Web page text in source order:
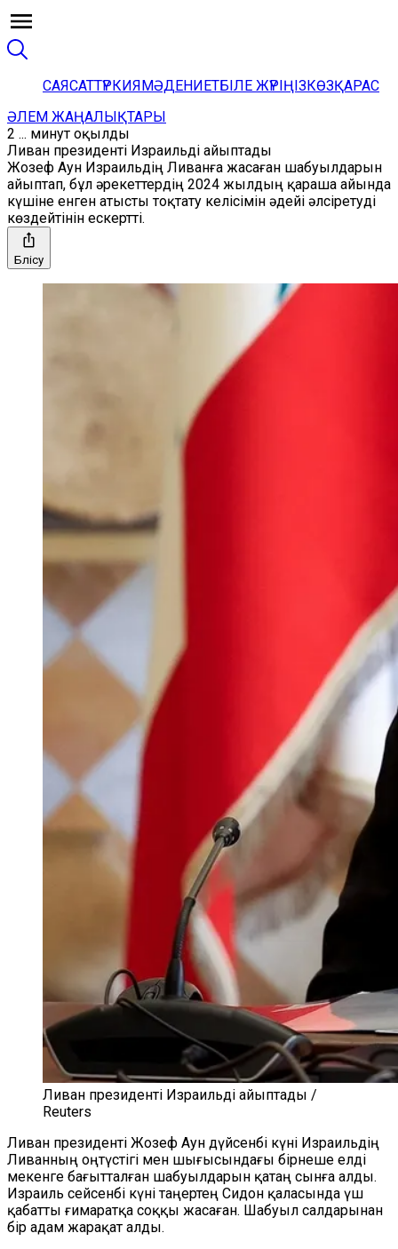
САЯСАТТҮРКИЯМӘДЕНИЕТБІЛЕ ЖҮРІҢІЗКӨЗҚАРАС
ӘЛЕМ ЖАҢАЛЫҚТАРЫ
2 ... минут оқылды
Ливан президенті Израильді айыптады
Жозеф Аун Израильдің Ливанға жасаған шабуылдарын
айыптап, бұл әрекеттердің 2024 жылдың қараша айында
күшіне енген атысты тоқтату келісімін әдейі әлсіретуді
көздейтінін ескертті.
Бөлісу
Ливан президенті Израильді айыптады /
Reuters
Ливан президенті Жозеф Аун дүйсенбі күні Израильдің
Ливанның оңтүстігі мен шығысындағы бірнеше елді
мекенге бағытталған шабуылдарын қатаң сынға алды.
Израиль сейсенбі күні таңертең Сидон қаласында үш
қабатты ғимаратқа соққы жасаған. Шабуыл салдарынан
бір адам жарақат алды.